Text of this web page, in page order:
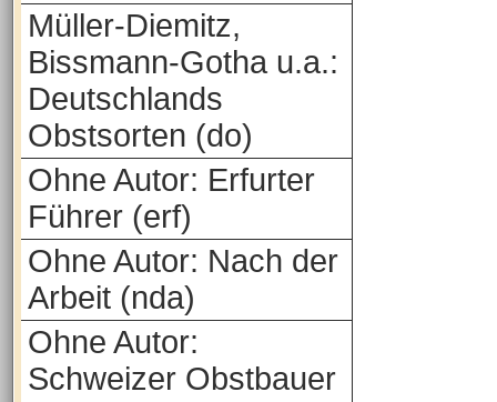
Müller-Diemitz,
Bissmann-Gotha u.a.:
Deutschlands
Obstsorten (do)
Ohne Autor: Erfurter
Führer (erf)
Ohne Autor: Nach der
Arbeit (nda)
Ohne Autor:
Schweizer Obstbauer